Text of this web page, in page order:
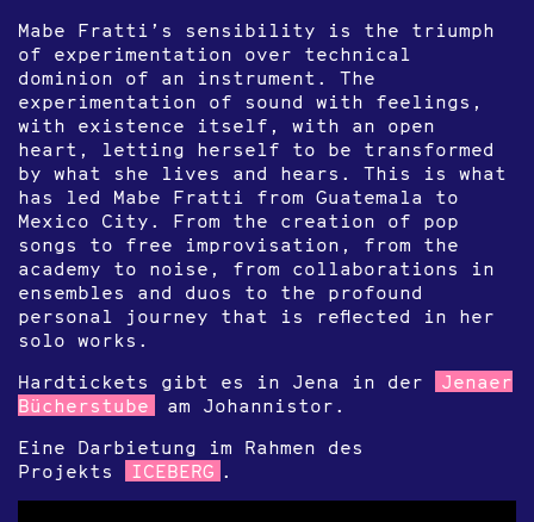
Mabe Fratti’s sensibility is the triumph
of experimentation over technical
dominion of an instrument. The
experimentation of sound with feelings,
with existence itself, with an open
heart, letting herself to be transformed
by what she lives and hears. This is what
has led Mabe Fratti from Guatemala to
Mexico City. From the creation of pop
songs to free improvisation, from the
academy to noise, from collaborations in
ensembles and duos to the profound
personal journey that is reflected in her
solo works.
Hardtickets gibt es in Jena in der
Jenaer
Bücherstube
am Johannistor.
Eine Darbietung im Rahmen des
Projekts
ICEBERG .